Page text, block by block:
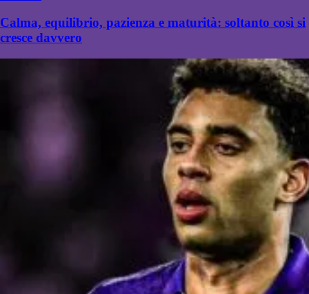
Calma, equilibrio, pazienza e maturità: soltanto così si
cresce davvero